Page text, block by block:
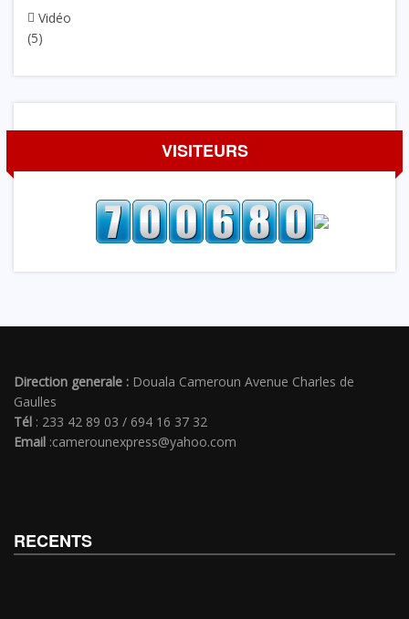
Vidéo
(5)
VISITEURS
Direction generale : Douala Cameroun Avenue Charles de
Gaulles
Tél : 233 42 89 03 / 694 16 37 32
Email :camerounexpress@yahoo.com
RECENTS